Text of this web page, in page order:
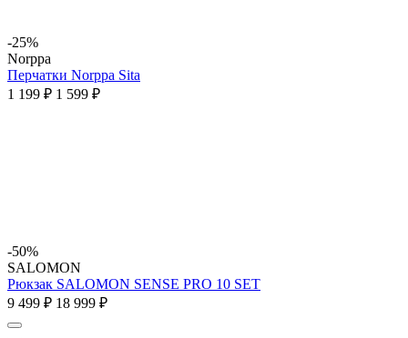
-25%
Norppa
Перчатки Norppa Sita
1 199 ₽ 1 599 ₽
-50%
SALOMON
Рюкзак SALOMON SENSE PRO 10 SET
9 499 ₽ 18 999 ₽